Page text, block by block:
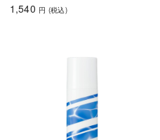
1,540 円 (税込)